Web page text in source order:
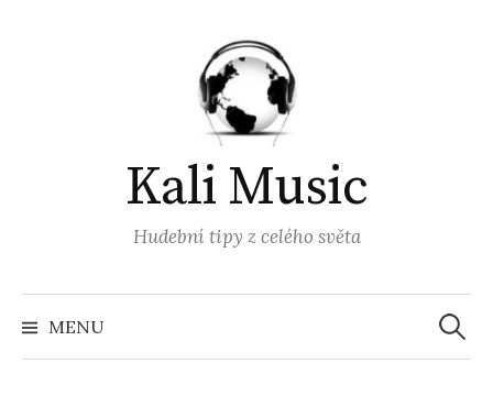
Kali Music
Hudební tipy z celého světa
MENU